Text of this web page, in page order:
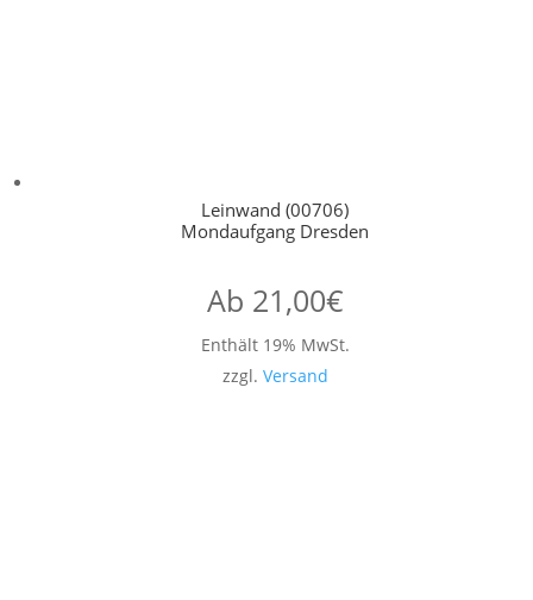
Leinwand (00706)
Mondaufgang Dresden
Ab 21,00€
Enthält 19% MwSt.
zzgl. Versand